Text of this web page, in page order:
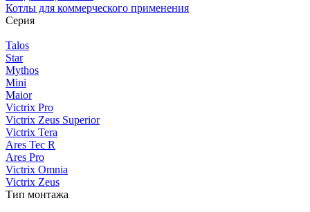
Котлы для коммерческого применения
Серия
Talos
Star
Mythos
Mini
Maior
Victrix Pro
Victrix Zeus Superior
Victrix Tera
Ares Tec R
Ares Pro
Victrix Omnia
Victrix Zeus
Тип монтажа